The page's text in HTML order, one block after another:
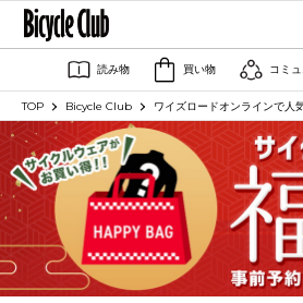
読み物 買い物 コミ
TOP Bicycle Club ワイズロードオンラインで人